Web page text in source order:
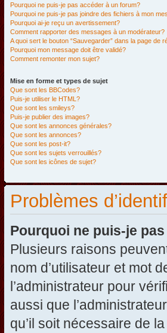
Pourquoi ne puis-je pas accéder à un forum?
Pourquoi ne puis-je pas joindre des fichiers à mon
Pourquoi ai-je reçu un avertissement?
Comment rapporter des messages à un modérateur?
A quoi sert le bouton “Sauvegarder” dans la page de
Pourquoi mon message doit être validé?
Comment remonter mon sujet?
Mise en forme et types de sujet
Que sont les BBCodes?
Puis-je utiliser le HTML?
Que sont les smileys?
Puis-je publier des images?
Que sont les annonces générales?
Que sont les annonces?
Que sont les post-it?
Que sont les sujets verrouillés?
Que sont les icônes de sujet?
Problèmes
Pourquoi ne puis-je
Plusieurs raisons
nom d’utilisateur et mot
l’administrateur pour
aussi que
qu’il soit nécessaire de